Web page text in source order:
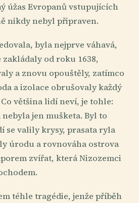
úžas Evropanů vstupujících
nikdy nebyl připraven.
byla nejprve váhavá,
zakládaly od roku 1638,
a znovu opouštěly, zatímco
a izolace obrušovaly každý
většina lidí neví, je tohle:
jen mušketa. Byl to
se valily krysy, prasata ryla
úrodu a rovnováha ostrova
zvířat, která Nizozemci
téhle tragédie, jenže příběh